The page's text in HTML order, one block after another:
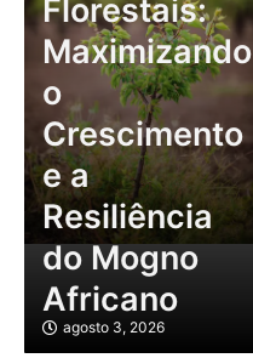
Florestais:
Maximizando
o
Crescimento
e a
Resiliência
do Mogno
Africano
agosto 3, 2026